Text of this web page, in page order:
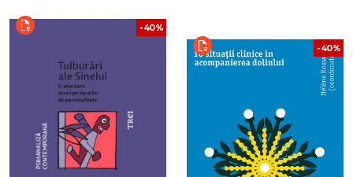
-40%
-40%